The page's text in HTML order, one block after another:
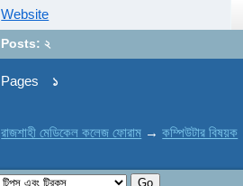
Website
Posts: ২
Pages ১
রাজশাহী মেডিকেল কলেজ ফোরাম →কম্পিউটার বিষয়ক